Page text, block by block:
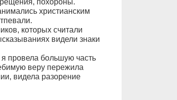
христианским
которых считали
видели знаки
провела большую часть
веру пережила
видела разорение